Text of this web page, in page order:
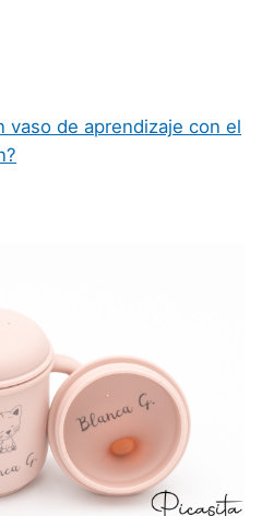
vaso de aprendizaje con el